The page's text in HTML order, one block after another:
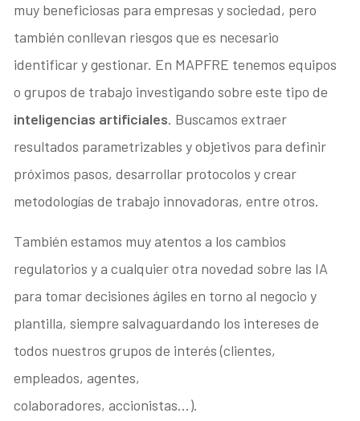
muy beneficiosas para empresas y sociedad, pero
también conllevan riesgos que es necesario
identificar y gestionar. En MAPFRE tenemos equipos
o grupos de trabajo investigando sobre este tipo de
inteligencias artificiales. Buscamos extraer
resultados parametrizables y objetivos para definir
próximos pasos, desarrollar protocolos y crear
metodologías de trabajo innovadoras, entre otros.
También estamos muy atentos a los cambios
regulatorios y a cualquier otra novedad sobre las IA
para tomar decisiones ágiles en torno al negocio y
plantilla, siempre salvaguardando los intereses de
todos nuestros grupos de interés (clientes,
empleados, agentes,
colaboradores, accionistas…).